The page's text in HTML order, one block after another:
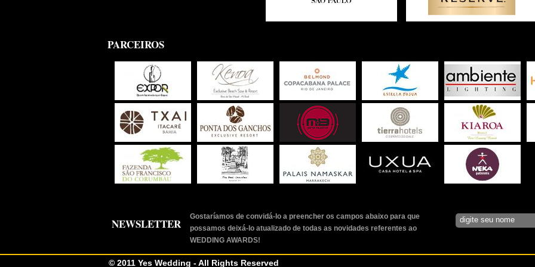
PARCEIROS
NEWSLETTER
Gostaríamos de convidá-lo a preencher os campos abaixo para que
possamos deixá-lo atualizado de todas as novidades referentes ao
WEDDING AWARDS!
© 2011 Yes Wedding - All Rights Reserved